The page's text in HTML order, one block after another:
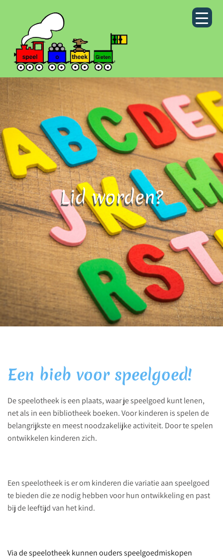
Lid worden?
Een bieb voor speelgoed!
De speelotheek is een plaats, waar je speelgoed kunt lenen,
net als in een bibliotheek boeken. Voor kinderen is spelen de
belangrijkste en meest noodzakelijke activiteit. Door te spelen
ontwikkelen kinderen zich.
Een speelotheek is er om kinderen die variatie aan speelgoed
te bieden die ze nodig hebben voor hun ontwikkeling en past
bij de leeftijd van het kind.
Via de speelotheek kunnen ouders speelgoedmiskopen